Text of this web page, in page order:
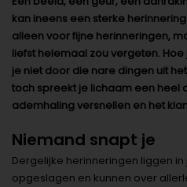
kan ineens een sterke
alleen voor fijne herinneringen,
liefst helemaal zou vergeten.
je niet door die nare dingen uit
toch spreekt je lichaam een heel
ademhaling versnellen en het
Niemand snapt je
Dergelijke herinneringen liggen
opgeslagen en kunnen over